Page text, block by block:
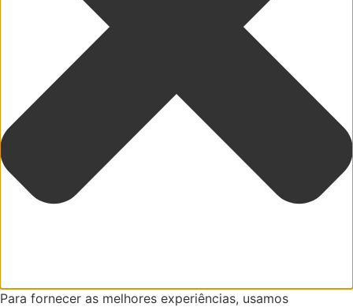
Para fornecer as melhores experiências, usamos